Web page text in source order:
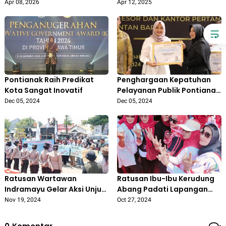
Aset Daerah
Apr 08, 2026
Resah
Apr 12, 2025
Pontianak Raih Predikat
Kota Sangat Inovatif
Dec 05, 2024
Penghargaan Kepatuhan
Pelayanan Publik Pontianak
Tertinggi ke-27 se-
Dec 05, 2024
Ratusan Wartawan
Indramayu Gelar Aksi Unjuk
Rasa dan Boikot
Nov 19, 2024
Ratusan Ibu-Ibu Kerudung
Abang Padati Lapangan
Janggleng 'Nina Lanjutkan
Oct 27, 2024